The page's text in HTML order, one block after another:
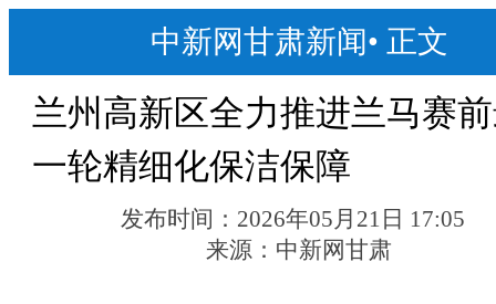
中新网甘肃新闻• 正文
兰州高新区全力推进兰马赛
一轮精细化保洁保障
发布时间： 2026年05月21日 17:05
来源： 中新网甘肃